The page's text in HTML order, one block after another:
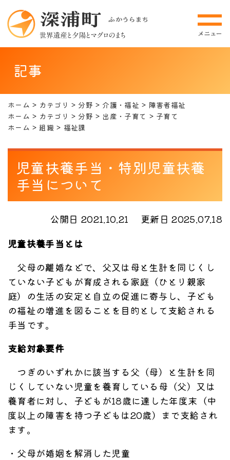
記事
ホーム カテゴリ 分野 介護・福祉
障害者福祉
ホーム
カテゴリ 分野 出産・子育て
子育て
ホーム
組織 福祉課
児童扶養手当・特別児童扶養
手当について
公開日 2021.10.21
更新日 2025.07.18
児童扶養手当とは
父母の離婚などで、父又は母と生計を同じくし
ていない子どもが育成される家庭（ひとり親家
庭）の生活の安定と自立の促進に寄与し、子ども
の福祉の増進を図ることを目的として支給される
手当です。
支給対象要件
つぎのいずれかに該当する父（母）と生計を同
じくしていない児童を養育している母（父）又は
養育者に対し、子どもが18歳に達した年度末（中
度以上の障害を持つ子どもは20歳）まで支給され
ます。
・父母が婚姻を解消した児童